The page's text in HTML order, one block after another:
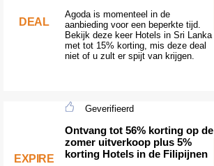
DEAL
Agoda is momenteel in de
aanbieding voor een beperkte tijd.
Bekijk deze keer Hotels in Sri Lanka
met tot 15% korting, mis deze deal
niet of u zult er spijt van krijgen.
EXPIRE
Geverifieerd
Ontvang tot 56% korting op de
zomer uitverkoop plus 5%
korting Hotels in de Filipijnen